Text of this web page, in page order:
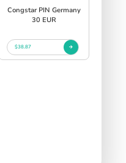
Congstar PIN Germany
30 EUR
$38.87